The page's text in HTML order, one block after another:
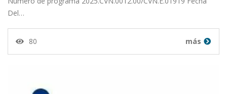
Del…
80 más